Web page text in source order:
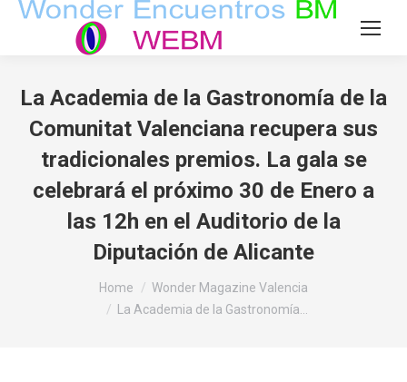
La Academia de la Gastronomía de la
Comunitat Valenciana recupera sus
tradicionales premios. La gala se
celebrará el próximo 30 de Enero a
las 12h en el Auditorio de la
Diputación de Alicante
Home
Wonder Magazine Valencia
La Academia de la Gastronomía…